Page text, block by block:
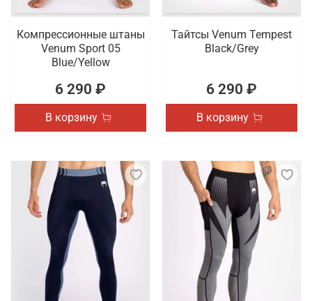
Компрессионные штаны
Venum Sport 05
Blue/Yellow
6 290 ₽
В корзину
Тайтсы Venum Tempest
Black/Grey
6 290 ₽
В корзину